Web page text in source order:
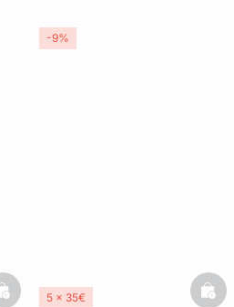
basketfull5 x 35€
-9%